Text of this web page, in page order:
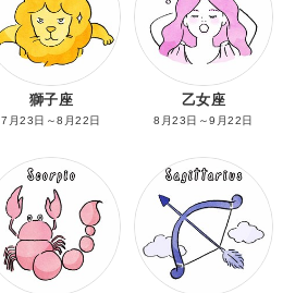
獅子座
7月23日～8月22日
乙女座
8月23日～9月22日